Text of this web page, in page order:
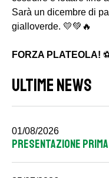
Sarà un dicembre di
gialloverde. 💛💚🔥
FORZA PLATEOLA!
ULTIME NEWS
01/08/2026
PRESENTAZIONE